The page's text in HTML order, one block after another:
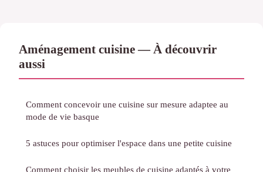
Aménagement cuisine — À découvrir
aussi
Comment concevoir une cuisine sur mesure adaptee au
mode de vie basque
5 astuces pour optimiser l'espace dans une petite cuisine
Comment choisir les meubles de cuisine adaptés à votre